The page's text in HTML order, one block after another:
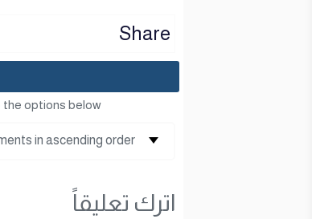
Share
the options below
اترك تعليقاً